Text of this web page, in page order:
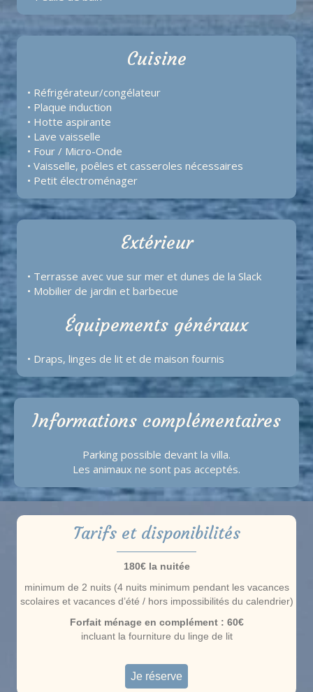
Cuisine
• Réfrigérateur/congélateur
• Plaque induction
• Hotte aspirante
• Lave vaisselle
• Four / Micro-Onde
• Vaisselle, poêles et casseroles nécessaires
• Petit électroménager
Extérieur
• Terrasse avec vue sur mer et dunes de la Slack
• Mobilier de jardin et barbecue
Équipements généraux
• Draps, linges de lit et de maison fournis
Informations complémentaires
Parking possible devant la villa.
Les animaux ne sont pas acceptés.
Tarifs et disponibilités
180€ la nuitée
minimum de 2 nuits (4 nuits minimum pendant les vacances
scolaires et vacances d’été / hors impossibilités du calendrier)
Forfait ménage en complément : 60€
incluant la fourniture du linge de lit
Je réserve